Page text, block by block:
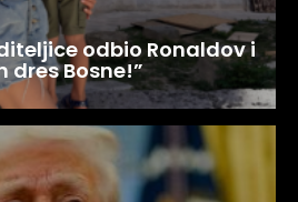
odbio Ronaldov i
dres Bosne!”